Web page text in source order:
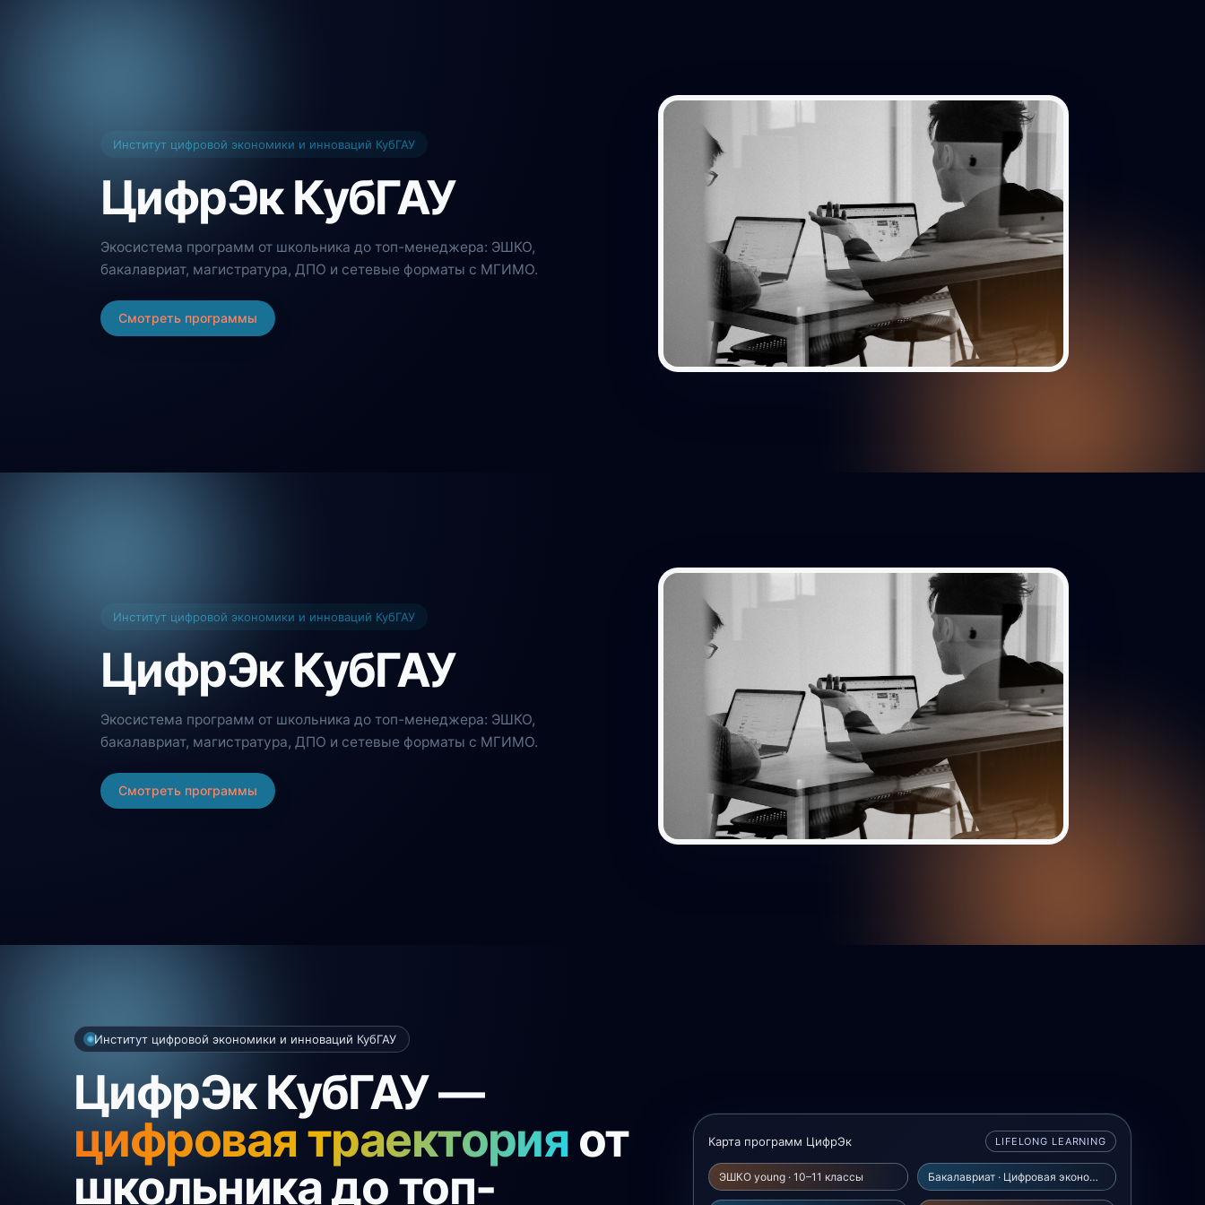
Институт цифровой экономики и инноваций КубГАУ
ЦифрЭк КубГАУ
Экосистема программ от школьника до топ-менеджера: ЭШКО,
бакалавриат, магистратура, ДПО и сетевые форматы с МГИМО.
Смотреть программы
Институт цифровой экономики и инноваций КубГАУ
ЦифрЭк КубГАУ
Экосистема программ от школьника до топ-менеджера: ЭШКО,
бакалавриат, магистратура, ДПО и сетевые форматы с МГИМО.
Смотреть программы
Институт цифровой экономики и инноваций КубГАУ
ЦифрЭк КубГАУ —
цифровая траектория от
школьника до топ-
Карта программ ЦифрЭк LIFELONG LEARNING
ЭШКО young · 10–11 классы Бакалавриат · Цифровая экономика